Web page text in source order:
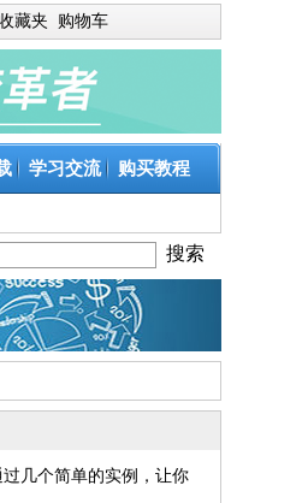
藏夹 购物车
学习交流 购买教程
几个简单的实例，让你